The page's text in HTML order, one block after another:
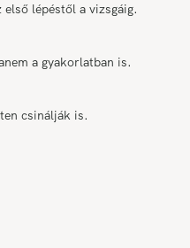
lépéstől a vizsgáig.
a gyakorlatban is.
csinálják is.